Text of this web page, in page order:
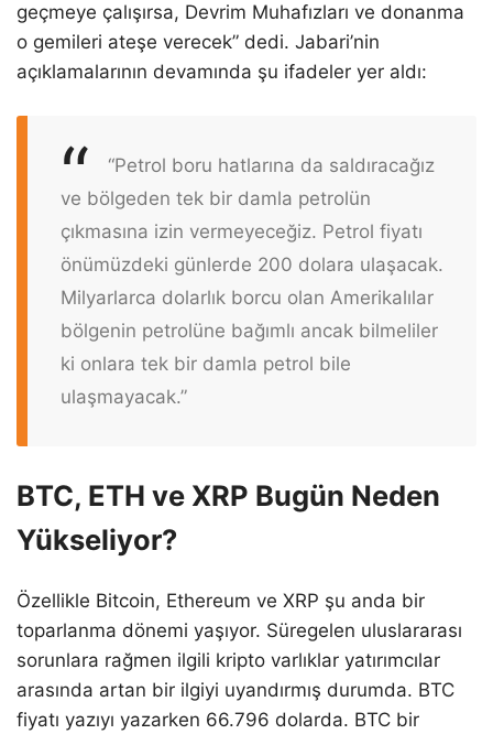
geçmeye çalışırsa, Devrim Muhafızları ve donanma
o gemileri ateşe verecek” dedi. Jabari’nin
açıklamalarının devamında şu ifadeler yer aldı:
“Petrol boru hatlarına da saldıracağız
ve bölgeden tek bir damla petrolün
çıkmasına izin vermeyeceğiz. Petrol fiyatı
önümüzdeki günlerde 200 dolara ulaşacak.
Milyarlarca dolarlık borcu olan Amerikalılar
bölgenin petrolüne bağımlı ancak bilmeliler
ki onlara tek bir damla petrol bile
ulaşmayacak.”
BTC, ETH ve XRP Bugün Neden
Yükseliyor?
Özellikle Bitcoin, Ethereum ve XRP şu anda bir
toparlanma dönemi yaşıyor. Süregelen uluslararası
sorunlara rağmen ilgili kripto varlıklar yatırımcılar
arasında artan bir ilgiyi uyandırmış durumda. BTC
fiyatı yazıyı yazarken 66.796 dolarda. BTC bir